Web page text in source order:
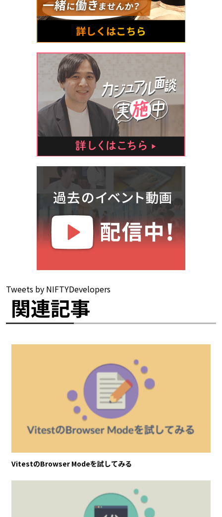
Tweets by NIFTYDevelopers
関連記事
VitestのBrowser Modeを試してみる